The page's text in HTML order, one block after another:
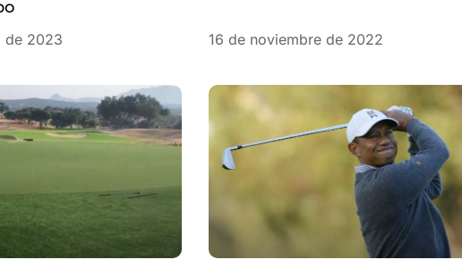
de 2023 16 de noviembre de 2022